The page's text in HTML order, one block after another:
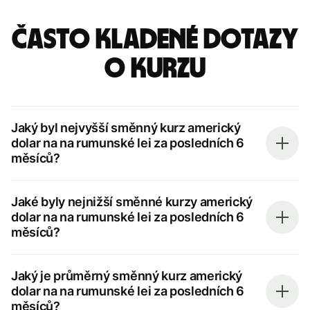
Často kladené dotazy
o kurzu
Jaký byl nejvyšší směnný kurz americký
dolar na na rumunské lei za posledních 6
měsíců?
Jaké byly nejnižší směnné kurzy americký
dolar na na rumunské lei za posledních 6
měsíců?
Jaký je průměrný směnný kurz americký
dolar na na rumunské lei za posledních 6
měsíců?